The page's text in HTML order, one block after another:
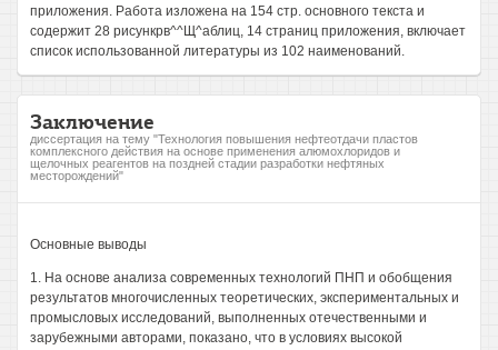
приложения. Работа изложена на 154 стр. основного текста и
содержит 28 рисункрв^^Щ^аблиц, 14 страниц приложения, включает
список использованной литературы из 102 наименований.
Заключение
диссертация на тему "Технология повышения нефтеотдачи пластов
комплексного действия на основе применения алюмохлоридов и
щелочных реагентов на поздней стадии разработки нефтяных
месторождений"
Основные выводы
1. На основе анализа современных технологий ПНП и обобщения
результатов многочисленных теоретических, экспериментальных и
промысловых исследований, выполненных отечественными и
зарубежными авторами, показано, что в условиях высокой